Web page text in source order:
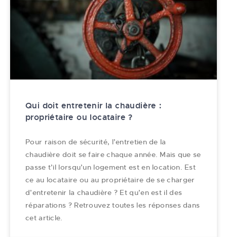
Qui doit entretenir la chaudière :
propriétaire ou locataire ?
Pour raison de sécurité, l’entretien de la
chaudière doit se faire chaque année. Mais que se
passe t’il lorsqu’un logement est en location. Est
ce au locataire ou au propriétaire de se charger
d’entretenir la chaudière ? Et qu’en est il des
réparations ? Retrouvez toutes les réponses dans
cet article.